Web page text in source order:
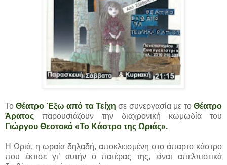
Το Θέατρο Έξω από τα Τείχη σε συνεργασία με το Θέατρο
Άρατος παρουσιάζουν την διαχρονική κωμωδία του
Γιώργου Θεοτοκά «Το Κάστρο της Ωριάς».
Η Ωριά, η ωραία δηλαδή, αποκλεισμένη στο άπαρτο κάστρο
που έκτισε γι’ αυτήν ο πατέρας της, είναι απελπιστικά